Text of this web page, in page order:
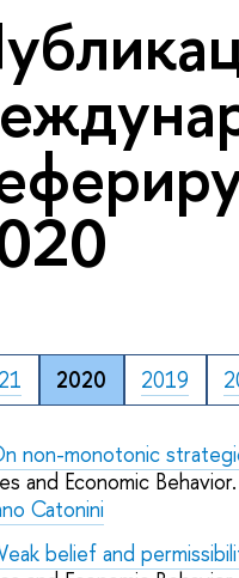
2020 2019
non-monotonic
and Economic
Catonini
belief and